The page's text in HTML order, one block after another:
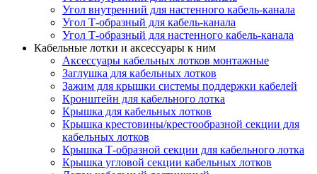
Угол внутренний для настенного кабель-канала
Угол Т-образный для кабель-канала
Угол Т-образный для настенного кабель-канала
Кабельные лотки и аксессуары к ним
Аксессуары кабельных лотков монтажные
Заглушка для кабельных лотков
Зажим для крышки системы поддержки кабелей
Кронштейн для кабельного лотка
Крышка для кабельных лотков
Крышка крестовины/крестообразной секции для
кабельных лотков
Крышка Т-образной секции для кабельного лотка
Крышка угловой секции кабельных лотков